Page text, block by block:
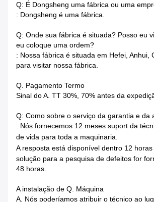
Q: É Dongsheng uma fábrica ou uma
: Dongsheng é uma fábrica.
Q: Onde sua fábrica é situada? Posso eu
eu coloque uma ordem?
: Nossa fábrica é situada em Hefei, Anhui,
para visitar nossa fábrica.
Q. Pagamento Termo
Sinal do A. TT 30%, 70% antes da
Q: Como sobre o serviço da garantia e da
: Nós fornecemos 12 meses suport da
de vida para toda a maquinaria.
A resposta está disponível dentro 12
solução para a pesquisa de defeitos for
48 horas.
A instalação de Q. Máquina
A. Nós poderíamos atribuir o técnico ao